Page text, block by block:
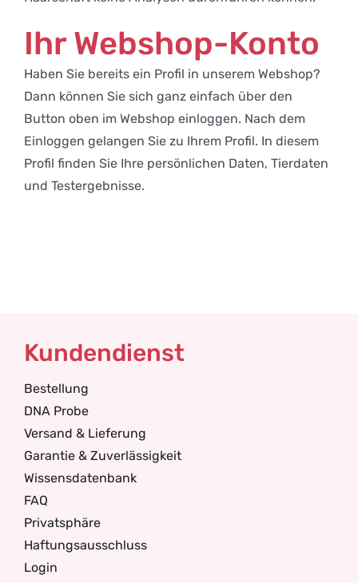
Ihr Webshop-Konto
Haben Sie bereits ein Profil in unserem Webshop?
Dann können Sie sich ganz einfach über den
Button oben im Webshop einloggen. Nach dem
Einloggen gelangen Sie zu Ihrem Profil. In diesem
Profil finden Sie Ihre persönlichen Daten, Tierdaten
und Testergebnisse.
Kundendienst
Bestellung
DNA Probe
Versand & Lieferung
Garantie & Zuverlässigkeit
Wissensdatenbank
FAQ
Privatsphäre
Haftungsausschluss
Login